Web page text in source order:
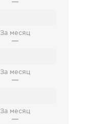
—
За месяц
—
За месяц
—
За месяц
—